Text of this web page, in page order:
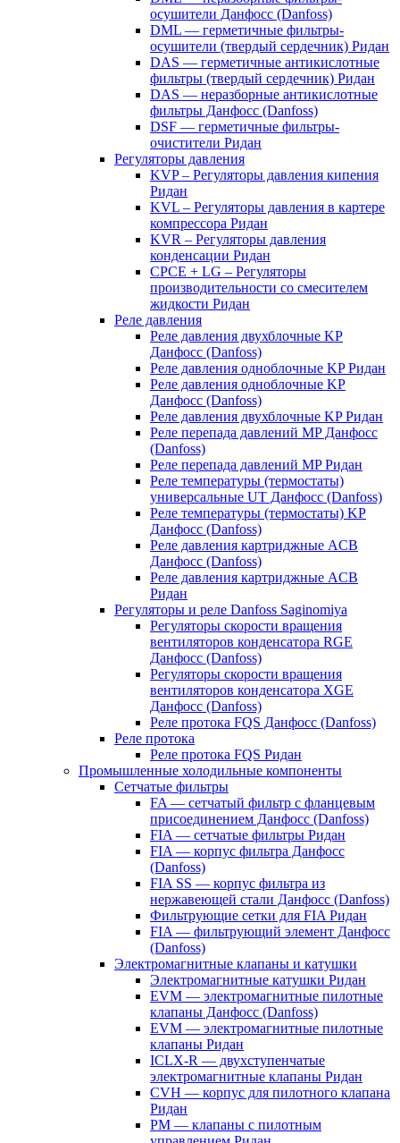
осушители Данфосс (Danfoss)
DML — герметичные фильтры-
осушители (твердый сердечник) Ридан
DAS — герметичные антикислотные
фильтры (твердый сердечник) Ридан
DAS — неразборные антикислотные
фильтры Данфосс (Danfoss)
DSF — герметичные фильтры-
очистители Ридан
Регуляторы давления
KVP – Регуляторы давления кипения
Ридан
KVL – Регуляторы давления в картере
компрессора Ридан
KVR – Регуляторы давления
конденсации Ридан
CPCE + LG – Регуляторы
производительности со смесителем
жидкости Ридан
Реле давления
Реле давления двухблочные KP
Данфосс (Danfoss)
Реле давления одноблочные KP Ридан
Реле давления одноблочные KP
Данфосс (Danfoss)
Реле давления двухблочные KP Ридан
Реле перепада давлений MP Данфосс
(Danfoss)
Реле перепада давлений MP Ридан
Реле температуры (термостаты)
универсальные UT Данфосс (Danfoss)
Реле температуры (термостаты) KP
Данфосс (Danfoss)
Реле давления картриджные ACB
Данфосс (Danfoss)
Реле давления картриджные ACB
Ридан
Регуляторы и реле Danfoss Saginomiya
Регуляторы скорости вращения
вентиляторов конденсатора RGE
Данфосс (Danfoss)
Регуляторы скорости вращения
вентиляторов конденсатора XGE
Данфосс (Danfoss)
Реле протока FQS Данфосс (Danfoss)
Реле протока
Реле протока FQS Ридан
Промышленные холодильные компоненты
Сетчатые фильтры
FA — сетчатый фильтр с фланцевым
присоединением Данфосс (Danfoss)
FIA — сетчатые фильтры Ридан
FIA — корпус фильтра Данфосс
(Danfoss)
FIA SS — корпус фильтра из
нержавеющей стали Данфосс (Danfoss)
Фильтрующие сетки для FIA Ридан
FIA — фильтрующий элемент Данфосс
(Danfoss)
Электромагнитные клапаны и катушки
Электромагнитные катушки Ридан
EVM — электромагнитные пилотные
клапаны Данфосс (Danfoss)
EVM — электромагнитные пилотные
клапаны Ридан
ICLX-R — двухступенчатые
электромагнитные клапаны Ридан
CVH — корпус для пилотного клапана
Ридан
PM — клапаны с пилотным